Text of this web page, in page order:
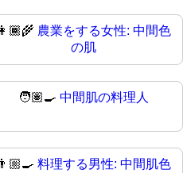
👩🏾‍🌾 農業をする女性: 中間色
の肌
🧑🏽‍🍳 中間肌の料理人
👨🏼‍🍳 料理する男性: 中間肌色